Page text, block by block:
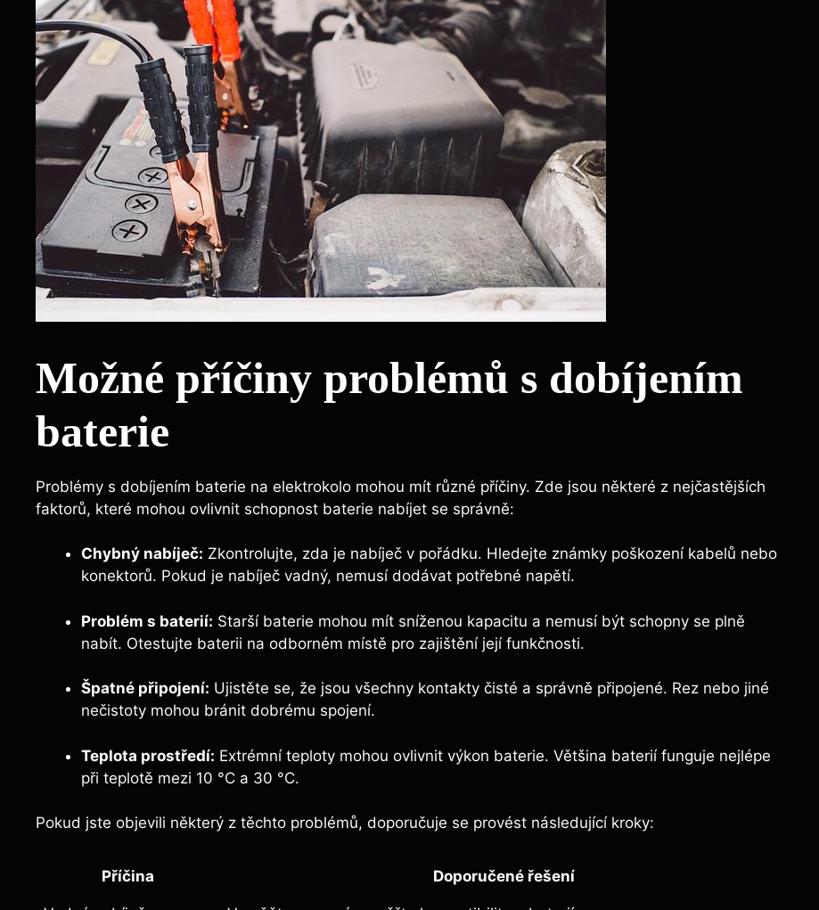
Možné příčiny problémů s dobíjením
baterie
Problémy s dobíjením baterie na elektrokolo mohou mít různé příčiny. Zde jsou některé z nejčastějších
faktorů, které mohou ovlivnit schopnost baterie nabíjet se správně:
Chybný nabíječ: Zkontrolujte, zda je nabíječ v pořádku. Hledejte známky poškození kabelů nebo
konektorů. Pokud je nabíječ vadný, nemusí dodávat potřebné napětí.
Problém s baterií: Starší baterie mohou mít sníženou kapacitu a nemusí být schopny se plně
nabít. Otestujte baterii na odborném místě pro zajištění její funkčnosti.
Špatné připojení: Ujistěte se, že jsou všechny kontakty čisté a správně připojené. Rez nebo jiné
nečistoty mohou bránit dobrému spojení.
Teplota prostředí: Extrémní teploty mohou ovlivnit výkon baterie. Většina baterií funguje nejlépe
při teplotě mezi 10 °C a 30 °C.
Pokud jste objevili některý z těchto problémů, doporučuje se provést následující kroky:
Příčina Doporučené řešení